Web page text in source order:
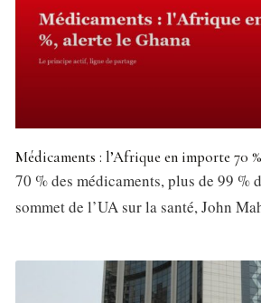
Médicaments : l’Afrique en importe 70
70 % des médicaments, plus de 99 %
sommet de l’UA sur la santé, John